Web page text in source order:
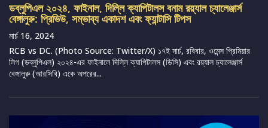
ডব্লুপিএল ২০২৪, ফাইনাল, দিল্লি ক্যাপিটালস বনাম রয়্যাল চ্যালেঞ্জার্স
বেঙ্গালুরু: প্রিভিউ, সম্ভাব্য একাদশ এবং ফ্যান্টাসি টিপস
মার্চ 16, 2024
RCB vs DC. (Photo Source: Twitter/X) ১৭ই মার্চ, রবিবার, ওমেন্স প্রিমিয়ার
লিগ (ডব্লুপিএল) ২০২৪-এর ফাইনালে দিল্লি ক্যাপিটালস (ডিসি) এবং রয়্যাল চ্যালেঞ্জার্স
বেঙ্গালুরু (আরসিবি) একে অপরের...